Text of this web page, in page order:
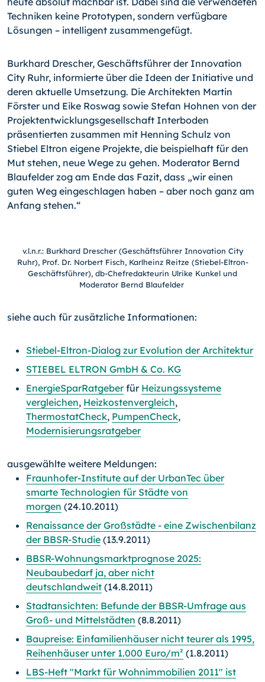
Techniken keine Prototypen, sondern verfügbare
Lösungen – intelligent zusammengefügt.
Burkhard Drescher, Geschäftsführer der Innovation
City Ruhr, informierte über die Ideen der Initiative und
deren aktuelle Umsetzung. Die Architekten Martin
Förster und Eike Roswag sowie Stefan Hohnen von der
Projektentwicklungsgesellschaft Interboden
präsentierten zusammen mit Henning Schulz von
Stiebel Eltron eigene Projekte, die beispielhaft für den
Mut stehen, neue Wege zu gehen. Moderator Bernd
Blaufelder zog am Ende das Fazit, dass „wir einen
guten Weg eingeschlagen haben – aber noch ganz am
Anfang stehen.“
v.l.n.r.: Burkhard Drescher (Geschäftsführer Innovation City
Ruhr), Prof. Dr. Norbert Fisch, Karlheinz Reitze (Stiebel-Eltron-
Geschäftsführer), db-Chefredakteurin Ulrike Kunkel und
Moderator Bernd Blaufelder
siehe auch für zusätzliche Informationen:
Stiebel-Eltron-Dialog zur Evolution der Architektur
STIEBEL ELTRON GmbH & Co. KG
EnergieSparRatgeberfür Heizungssysteme
vergleichen, Heizkostenvergleich,
ThermostatCheck, PumpenCheck,
Modernisierungsratgeber
ausgewählte weitere Meldungen:
Fraunhofer-Institute auf der UrbanTec über
smarte Technologien für Städte von
morgen (24.10.2011)
Renaissance der Großstädte - eine Zwischenbilanz
der BBSR-Studie (13.9.2011)
BBSR-Wohnungsmarktprognose 2025:
Neubaubedarf ja, aber nicht
deutschlandweit (14.8.2011)
Stadtansichten: Befunde der BBSR-Umfrage aus
Groß- und Mittelstädten (8.8.2011)
Baupreise: Einfamilienhäuser nicht teurer als 1995,
Reihenhäuser unter 1.000 Euro/m² (1.8.2011)
LBS-Heft "Markt für Wohnimmobilien 2011" ist